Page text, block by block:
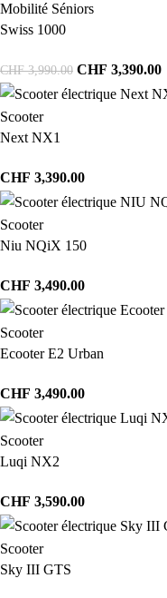
Mobilité Séniors
Swiss 1000
CHF3,990.00 CHF 3,390.00
Scooter
Next NX1
CHF 3,390.00
Scooter
Niu NQiX 150
CHF 3,490.00
Scooter
Ecooter E2 Urban
CHF 3,490.00
Scooter
Luqi NX2
CHF 3,590.00
Scooter
Sky III GTS